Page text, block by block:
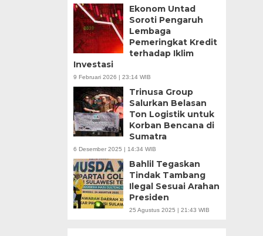
Ekonom Untad
Soroti Pengaruh
Lembaga
Pemeringkat Kredit
terhadap Iklim
Investasi
9 Februari 2026 | 23:14 WIB
Trinusa Group
Salurkan Belasan
Ton Logistik untuk
Korban Bencana di
Sumatra
6 Desember 2025 | 14:34 WIB
Bahlil Tegaskan
Tindak Tambang
Ilegal Sesuai Arahan
Presiden
25 Agustus 2025 | 21:43 WIB